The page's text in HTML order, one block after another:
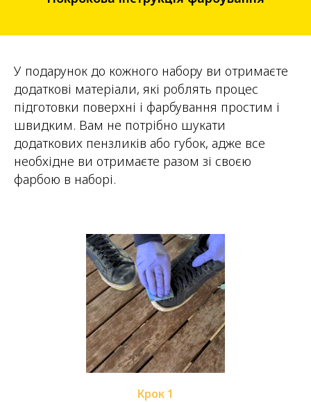
У подарунок до кожного набору ви отримаєте
додаткові матеріали, які роблять процес
підготовки поверхні і фарбування простим і
швидким. Вам не потрібно шукати
додаткових пензликів або губок, адже все
необхідне ви отримаєте разом зі своєю
фарбою в наборі.
Крок 1